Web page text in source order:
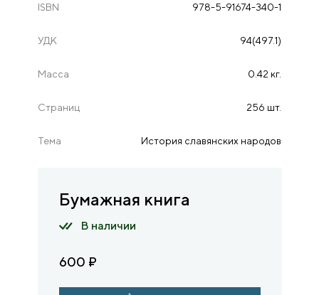
ISBN 978-5-91674-340-1
УДК 94(497.1)
Масса 0.42 кг.
Страниц 256 шт.
Тема История славянских народов
Бумажная книга
В наличии
600 ₽